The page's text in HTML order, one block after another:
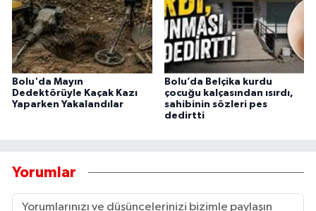
Bolu'da Mayın
Dedektörüyle Kaçak Kazı
Yaparken Yakalandılar
Bolu’da Belçika kurdu
çocuğu kalçasından ısırdı,
sahibinin sözleri pes
dedirtti
Yorumlar